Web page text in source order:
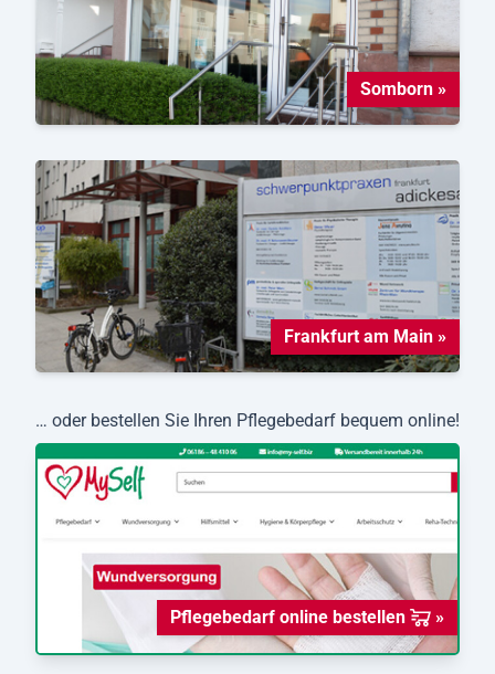
Somborn »
Frankfurt am Main »
… oder bestellen Sie Ihren Pflegebedarf bequem online!
Pflegebedarf online bestellen »